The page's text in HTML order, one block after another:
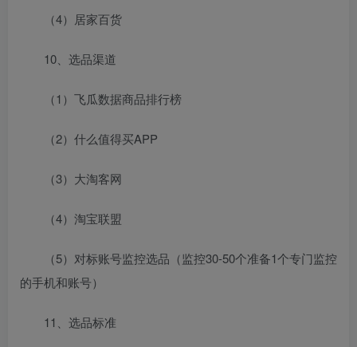
（4）居家百货
10、选品渠道
（1）飞瓜数据商品排行榜
（2）什么值得买APP
（3）大淘客网
（4）淘宝联盟
（5）对标账号监控选品（监控30-50个准备1个专门监控
的手机和账号）
11、选品标准